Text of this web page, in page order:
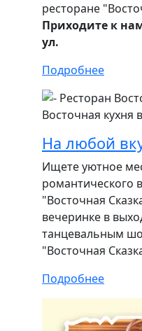
ресторане
Приходите к
ул.
Подробнее
На любой
Ищете уютное
романтического
"Восточная
вечеринке в
танцевальным
"Восточная
Подробнее